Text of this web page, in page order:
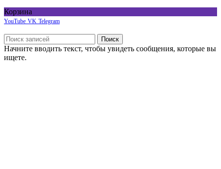
Корзина
YouTube VK Telegram
Поиск
Начните вводить текст, чтобы увидеть сообщения, которые вы
ищете.